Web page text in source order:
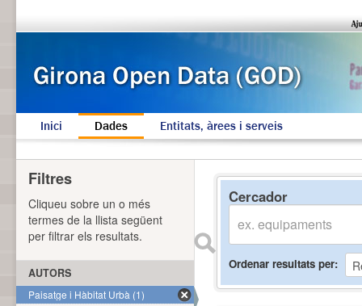
Inici Dades Entitats, àrees i serveis
Cercador
Ordenar resultats per
Filtres
Cliqueu sobre un o més
termes de la llista següent
per filtrar els resultats.
AUTORS
Paisatge i Hàbitat Urbà (1)